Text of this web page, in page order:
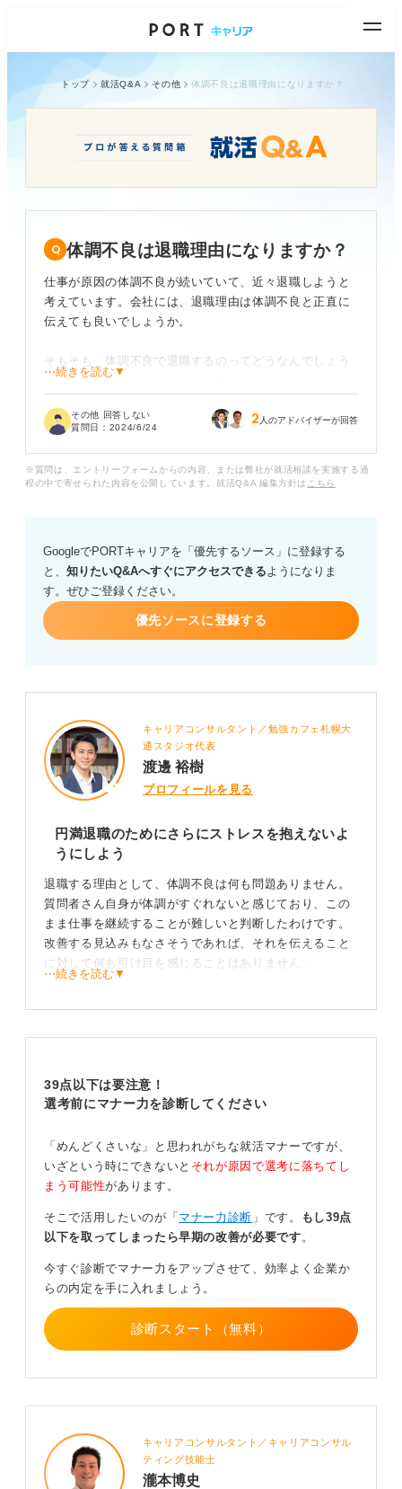
トップ 就活Q&A その他 体調不良は退職理由になりますか？
体調不良は退職理由になりますか？
仕事が原因の体調不良が続いていて、近々退職しようと
考えています。会社には、退職理由は体調不良と正直に
伝えても良いでしょうか。
そもそも、体調不良で退職するのってどうなんでしょう
か。非常識だとか、甘えだとか思われますかね……？
ただ、仕事を続ける限り体調が改善する見込みも低いた
えていただきたいです。
⋯続きを読む▼
その他 回答しない
質問日： 2024/6/24 2 人のアドバイザーが回答
※質問は、エントリーフォームからの内容、または弊社が就活相談を実施する過
程の中で寄せられた内容を公開しています。就活Q&A 編集方針は こちら
GoogleでPORTキャリアを「優先するソース」に登録する
と、 知りたいQ&Aへすぐにアクセスできるようになりま
す。ぜひご登録ください。
優先ソースに登録する
キャリアコンサルタント／勉強カフェ札幌大
通スタジオ代表
渡邊 裕樹
プロフィールを見る
円満退職のためにさらにストレスを抱えないよ
うにしよう
退職する理由として、体調不良は何も問題ありません。
質問者さん自身が体調がすぐれないと感じており、この
まま仕事を継続することが難しいと判断したわけです。
改善する見込みもなさそうであれば、それを伝えること
に対して何も引け目を感じることはありません。
常識でも甘えでもないので、それほど心配せずに正直に
それぞれ」という面もあります。
たときは当然仕事をとるだろう」という考え方の人であ
れば、体調不良という退職理由に対して何かしら納得い
かない感覚を覚えるかもしれません。
逆に、上司自身が体調を崩した経験があったり、仕事に
対する価値観は人それぞれだという考えを持っていれ
ば、質問者さんの判断に肯定的な反応を示してくれるか
もしれません。
退職理由に引け目を感じず正直に伝えて大丈夫
てどう思われるかということを気にしすぎて退職のタイ
は元も子もありません。
「立つ鳥跡を濁さず」というようにできる範囲での引継
⋯続きを読む▼
39点以下は要注意！
選考前にマナー力を診断してください
「めんどくさいな」と思われがちな就活マナーですが、
いざという時にできないと それが原因で選考に落ちてし
まう可能性があります。
そこで活用したいのが「 マナー力診断 」です。
もし39点
以下を取ってしまったら早期の改善が必要です 。
今すぐ診断でマナー力をアップさせて、効率よく企業か
らの内定を手に入れましょう。
診断スタート（無料）
キャリアコンサルタント／キャリアコンサル
ティング技能士
瀧本博史